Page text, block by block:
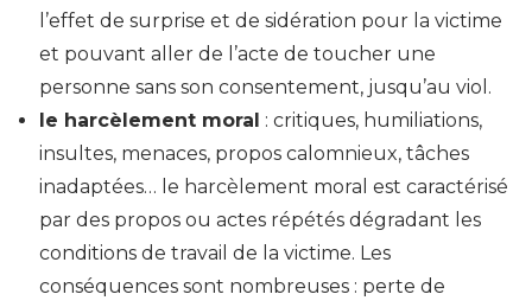
l’effet de surprise et de sidération pour la victime
et pouvant aller de l’acte de toucher une
personne sans son consentement, jusqu’au viol.
le harcèlement moral : critiques, humiliations,
insultes, menaces, propos calomnieux, tâches
inadaptées… le harcèlement moral est caractérisé
par des propos ou actes répétés dégradant les
conditions de travail de la victime. Les
conséquences sont nombreuses : perte de